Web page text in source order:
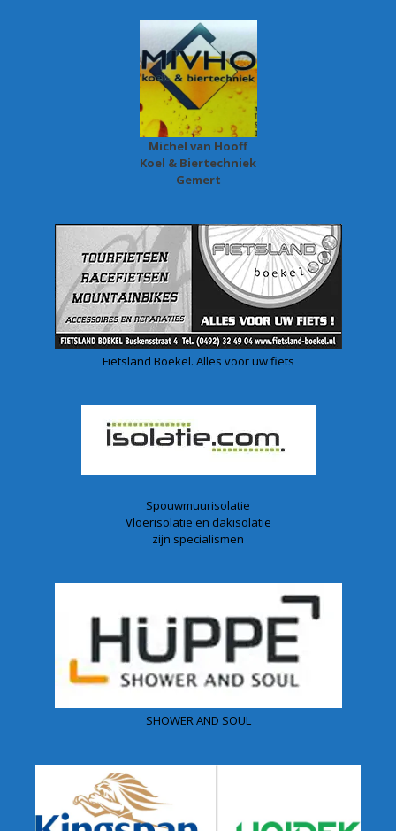
Michel van Hooff
Koel & Biertechniek
Gemert
Fietsland Boekel. Alles voor uw fiets
Spouwmuurisolatie
Vloerisolatie en dakisolatie
zijn specialismen
SHOWER AND SOUL